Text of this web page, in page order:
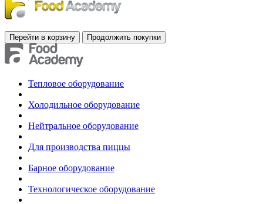
Тепловое оборудование
Холодильное оборудование
Нейтральное оборудование
Для производства пиццы
Барное оборудование
Технологическое оборудование